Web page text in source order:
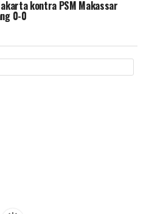
kontra PSM Makassar
0-0